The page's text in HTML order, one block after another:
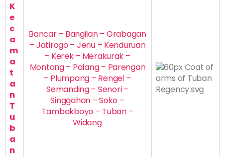
K
e
c
a
m
a
t
a
n
T
u
b
a
n
Bancar – Bangilan – Grabagan
– Jatirogo – Jenu – Kenduruan
– Kerek – Merakurak –
Montong – Palang – Parengan
– Plumpang – Rengel –
Semanding – Senori –
Singgahan – Soko –
Tambakboyo – Tuban –
Widang